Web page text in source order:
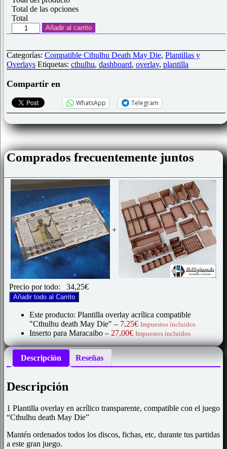
Total de las opciones
Total
Plantilla
overlay
compatible
"Cthulhu
death
May
Die"
cantidad
Añadir al carrito
Categorías: Compatible Cthulhu Death May Die, Plantillas y
Overlays Etiquetas: cthulhu, dashboard, overlay, plantilla
Compartir en
WhatsApp Telegram
Comprados frecuentemente juntos
+
Precio por todo: 34,25€
Añadir todo al Carrito
Este producto: Plantilla overlay acrílica compatible
"Cthulhu death May Die" – 7,25€ Impuestos incluidos
Inserto para Maracaibo – 27,00€ Impuestos incluidos
Descripción Reseñas
Descripción
1 Plantilla overlay en acrílico transparente, compatible con el juego
“Cthulhu death May Die”
Mantén ordenados todos los discos, fichas, etc, durante tus partidas
a este gran juego.